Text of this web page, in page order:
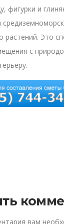
фигурки и
растений. Это
с
вам